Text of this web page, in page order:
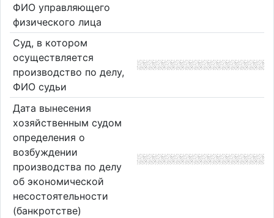
ФИО управляющего
физического лица
Суд, в котором
осуществляется
производство по делу,
ФИО судьи
Дата вынесения
хозяйственным судом
определения о
возбуждении
производства по делу
об экономической
несостоятельности
(банкротстве)